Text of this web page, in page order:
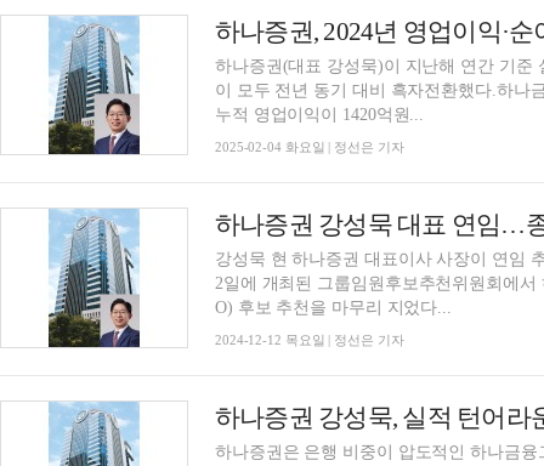
하나증권(대표 강성묵)이 지난해 연간 기준
이 모두 전년 동기 대비 흑자전환했다.하나
누적 영업이익이 1420억원...
2025-02-04 화요일 | 정선은 기자
강성묵 현 하나증권 대표이사 사장이 연임
2일에 개최된 그룹임원후보추천위원회에
O) 후보 추천을 마무리 지었다...
2024-12-12 목요일 | 정선은 기자
하나증권은 은행 비중이 압도적인 하나금